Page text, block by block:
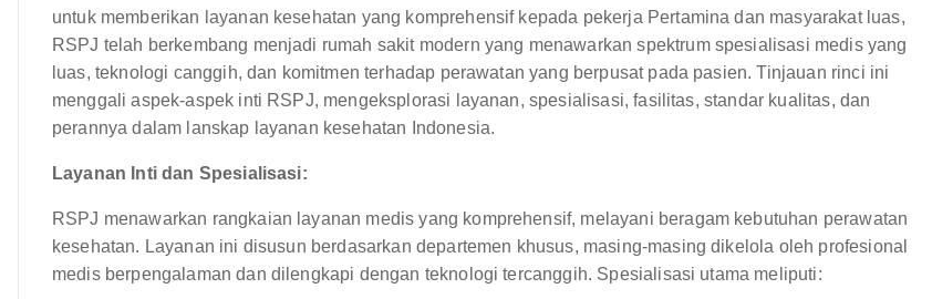
untuk memberikan layanan kesehatan yang komprehensif kepada pekerja Pertamina dan masyarakat luas,
RSPJ telah berkembang menjadi rumah sakit modern yang menawarkan spektrum spesialisasi medis yang
luas, teknologi canggih, dan komitmen terhadap perawatan yang berpusat pada pasien. Tinjauan rinci ini
menggali aspek-aspek inti RSPJ, mengeksplorasi layanan, spesialisasi, fasilitas, standar kualitas, dan
perannya dalam lanskap layanan kesehatan Indonesia.
Layanan Inti dan Spesialisasi:
RSPJ menawarkan rangkaian layanan medis yang komprehensif, melayani beragam kebutuhan perawatan
kesehatan. Layanan ini disusun berdasarkan departemen khusus, masing-masing dikelola oleh profesional
medis berpengalaman dan dilengkapi dengan teknologi tercanggih. Spesialisasi utama meliputi: